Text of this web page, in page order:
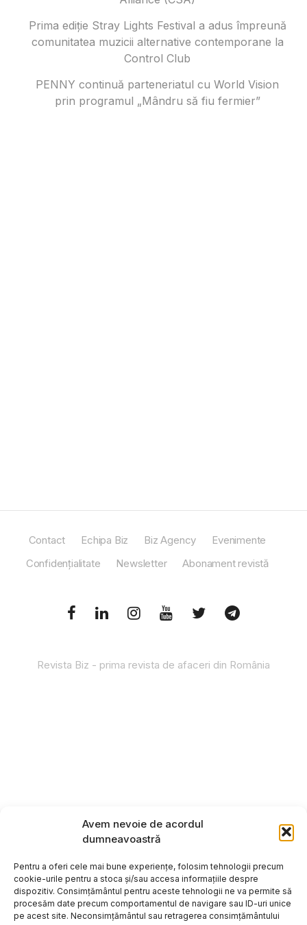
Avem nevoie de acordul
dumneavoastră
Pentru a oferi cele mai bune experiențe, folosim tehnologii precum
cookie-urile pentru a stoca și/sau accesa informațiile despre
dispozitiv. Consimțământul pentru aceste tehnologii ne va permite să
procesăm date precum comportamentul de navigare sau ID-uri unice
pe acest site. Neconsimțământul sau retragerea consimțământului
Prima ediție Stray Lights Festival a adus împreună
comunitatea muzicii alternative contemporane la
Control Club
PENNY continuă parteneriatul cu World Vision
prin programul „Mândru să fiu fermier”
Contact Echipa Biz Biz Agency
Evenimente
Confidențialitate
Newsletter Abonament revistă
Revista Biz - prima revista de afaceri din România